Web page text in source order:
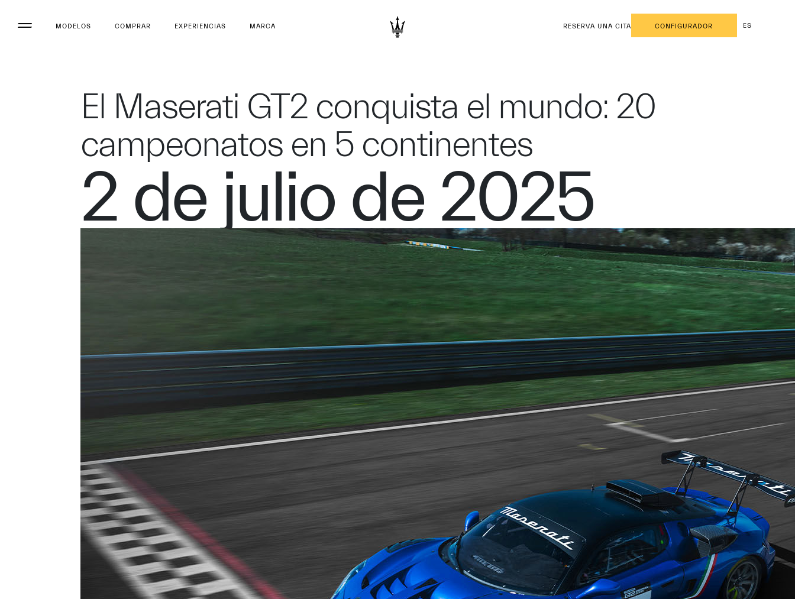
MODELOS COMPRAR EXPERIENCIAS MARCA RESERVA UNA CITA CONFIGURADOR ES
El Maserati GT2 conquista el mundo: 20
campeonatos en 5 continentes
2 de julio de 2025